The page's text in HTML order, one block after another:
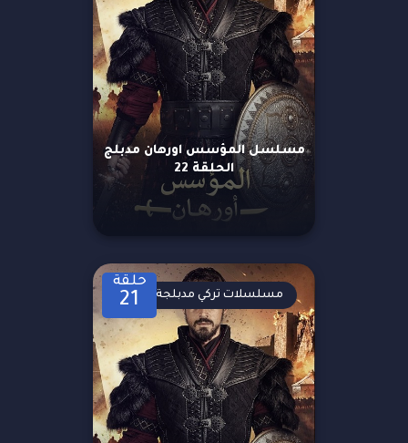
مسلسل المؤسس اورهان مدبلج
الحلقة 22
حلقة
21 مسلسلات تركي مدبلجة